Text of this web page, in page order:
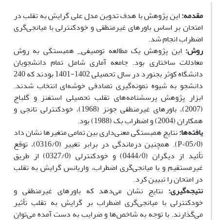
مقدمه:این پژوهش با هدف تدوین مدل علی گرایش به تقلب در
امتحان بر اساس باورهای غیرمنطقی و خودکنترلی با میانجی‌گری
اضطراب انجام شد.
روش: این پژوهش یک مطالعه توصیفی_ همبستگی به روش
معادلات ساختاری بود. جامعه آماری شامل تمام دانشجویان
دانشگاه کوثر بجنورد در سال تحصیلی 1402-1401 بودند که 240
دانشجو به شیوه نمونه‌گیری تصادفی خوشه‌ای انتخاب شدند.
ابزار پژوهش پرسشنامه‌های تقلب تحصیلی استفنز و گلباج
(2007)، باورهای غیرمنطقی جونز (1968)، خودکنترلی تانجی و
همکاران (2004) و اضطراب بک (1988) بود.
یافته‌ها:نتایج همبستگی معنی‌داری بین تمامی متغیرها نشان داد
(05/0>P). همچنین درماندگی در برابر تغییر (0316/0)، توقع
تأئید از دیگران (0444/0) و خودکنترلی (0327/0) از طریق
غیرمستقیم و با میانجی‌گری اضطراب، واریانس گرایش به تقلب
در امتحان را تبیین کرد.
نتیجه‌گیری: نتایج نشان می‌دهد که باورهای غیرمنطقی و
خودکنترلی با میانجی‌گری اضطراب بر گرایش به تقلب تأثیر
می‌گذارند. با توجه به شاخص‌ها و ضرایب به دست آمده می‌توان